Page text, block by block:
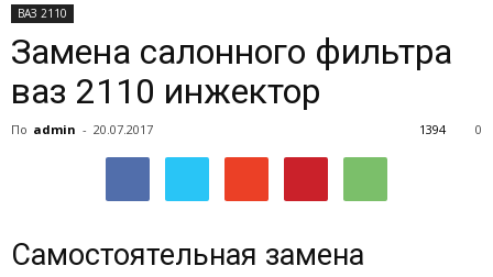
об
автомобилях
ВАЗ 2110
Замена салонного фильтра
ваз 2110 инжектор
По admin - 20.07.2017 0
1394
Самостоятельная замена